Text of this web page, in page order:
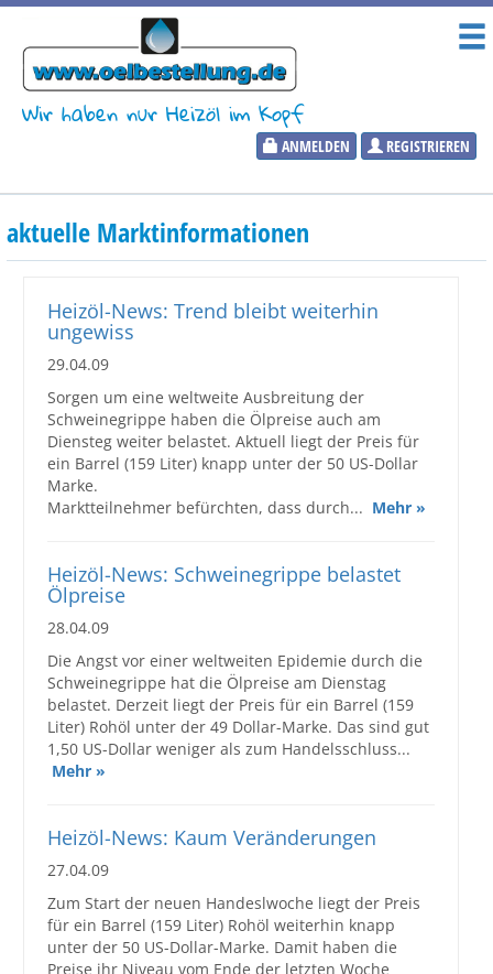
Wir haben nur Heizöl im Kopf
ANMELDEN REGISTRIEREN
Heizölpreise
Aktueller Heizölpreis
Marktinformationen
Wunschpreis Benachrichtigung
Produkte
Service
Händler
Hilfe und Kontakt
Shop
aktuelle Marktinformationen
Heizöl-News: Trend bleibt weiterhin
ungewiss
29.04.09
Sorgen um eine weltweite Ausbreitung der
Schweinegrippe haben die Ölpreise auch am
Diensteg weiter belastet. Aktuell liegt der Preis für
ein Barrel (159 Liter) knapp unter der 50 US-Dollar
Marke.
Marktteilnehmer befürchten, dass durch... Mehr »
Heizöl-News: Schweinegrippe belastet
Ölpreise
28.04.09
Die Angst vor einer weltweiten Epidemie durch die
Schweinegrippe hat die Ölpreise am Dienstag
belastet. Derzeit liegt der Preis für ein Barrel (159
Liter) Rohöl unter der 49 Dollar-Marke. Das sind gut
1,50 US-Dollar weniger als zum Handelsschluss...
Mehr »
Heizöl-News: Kaum Veränderungen
27.04.09
Zum Start der neuen Handeslwoche liegt der Preis
für ein Barrel (159 Liter) Rohöl weiterhin knapp
unter der 50 US-Dollar-Marke. Damit haben die
Preise ihr Niveau vom Ende der letzten Woche